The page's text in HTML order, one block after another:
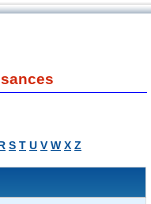
S T U V W X Z